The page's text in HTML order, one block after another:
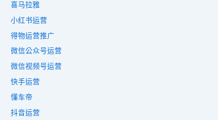
喜马拉雅
小红书运营
得物运营推广
微信公众号运营
微信视频号运营
快手运营
懂车帝
抖音运营